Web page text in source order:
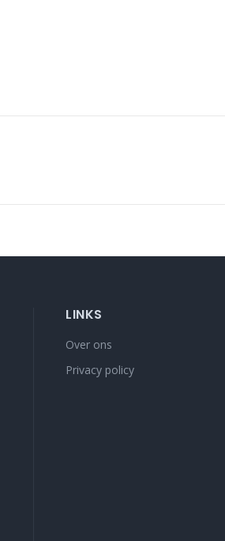
LINKS
Over ons
Privacy policy